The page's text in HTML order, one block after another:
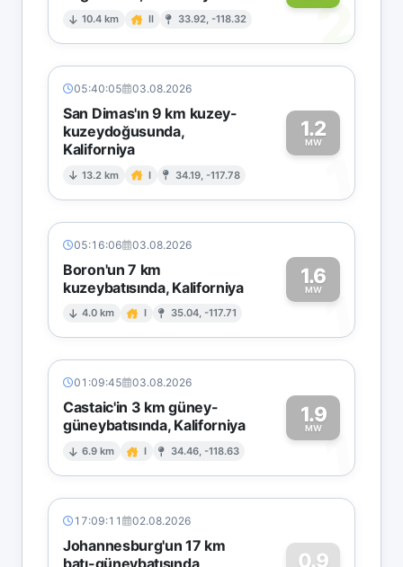
10.4 km II 33.92, -118.32 2
05:40:05 03.08.2026
San Dimas'ın 9 km kuzey-
kuzeydoğusunda,
Kaliforniya
13.2 km I 34.19, -117.78
1.2
MW
1
05:16:06 03.08.2026
Boron'un 7 km
kuzeybatısında, Kaliforniya
4.0 km I 35.04, -117.71
1.6
MW1
01:09:45 03.08.2026
Castaic'in 3 km güney-
güneybatısında, Kaliforniya
6.9 km I 34.46, -118.63
1.9
MW1
17:09:11 02.08.2026
Johannesburg'un 17 km
batı-güneybatısında,
0.9